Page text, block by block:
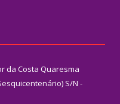
da Costa Quaresma
S/N -